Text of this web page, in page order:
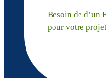
Besoin de d’un
pour votre